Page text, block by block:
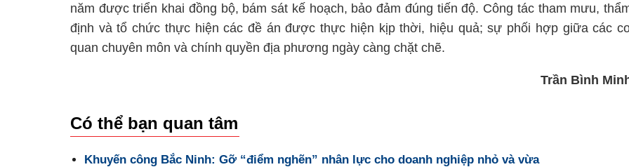
năm được triển khai đồng bộ, bám sát kế hoạch, bảo đảm đúng tiến độ. Công tác tham mưu,
định và tổ chức thực hiện các đề án được thực hiện kịp thời, hiệu quả; sự phối hợp giữa các
quan chuyên môn và chính quyền địa phương ngày càng chặt chẽ.
Trần Bình
Có thể bạn quan tâm
Khuyến công Bắc Ninh: Gỡ “điểm nghẽn” nhân lực cho doanh nghiệp nhỏ và vừa